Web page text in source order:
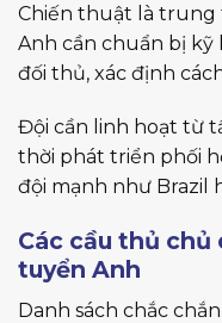
Chiến thuật là trung
Anh cần chuẩn bị
đối thủ, xác định
Đội cần linh hoạt từ
thời phát triển phối
đội mạnh như Brazil
Các cầu thủ
tuyển Anh
Danh sách chắc